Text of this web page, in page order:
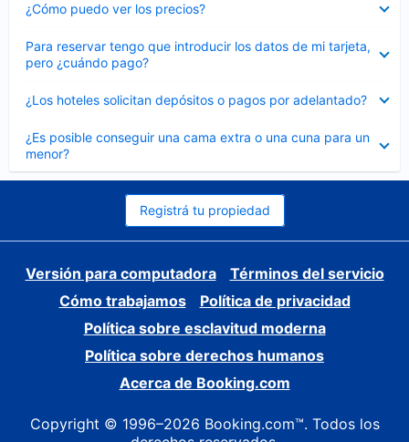
¿Cómo puedo ver los precios?
cerrado
Para reservar tengo que introducir los datos de mi tarjeta,
pero ¿cuándo pago?
cerrado
¿Los hoteles solicitan depósitos o pagos por adelantado?
cerrado
¿Es posible conseguir una cama extra o una cuna para un
menor?
cerrado
Registrá tu propiedad
Versión para computadora
Términos del servicio
Cómo trabajamos
Política de privacidad
Política sobre esclavitud moderna
Política sobre derechos humanos
Acerca de Booking.com
Copyright © 1996–2026 Booking.com™. Todos los